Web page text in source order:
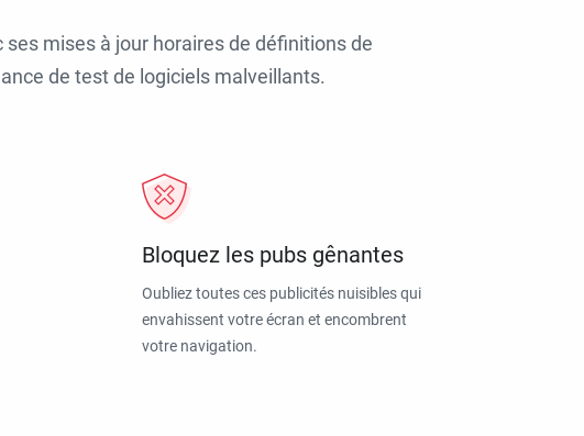
mises à jour horaires de définitions de
de test de logiciels malveillants.
Bloquez les pubs gênantes
Oubliez toutes ces publicités nuisibles qui
envahissent votre écran et encombrent
votre navigation.